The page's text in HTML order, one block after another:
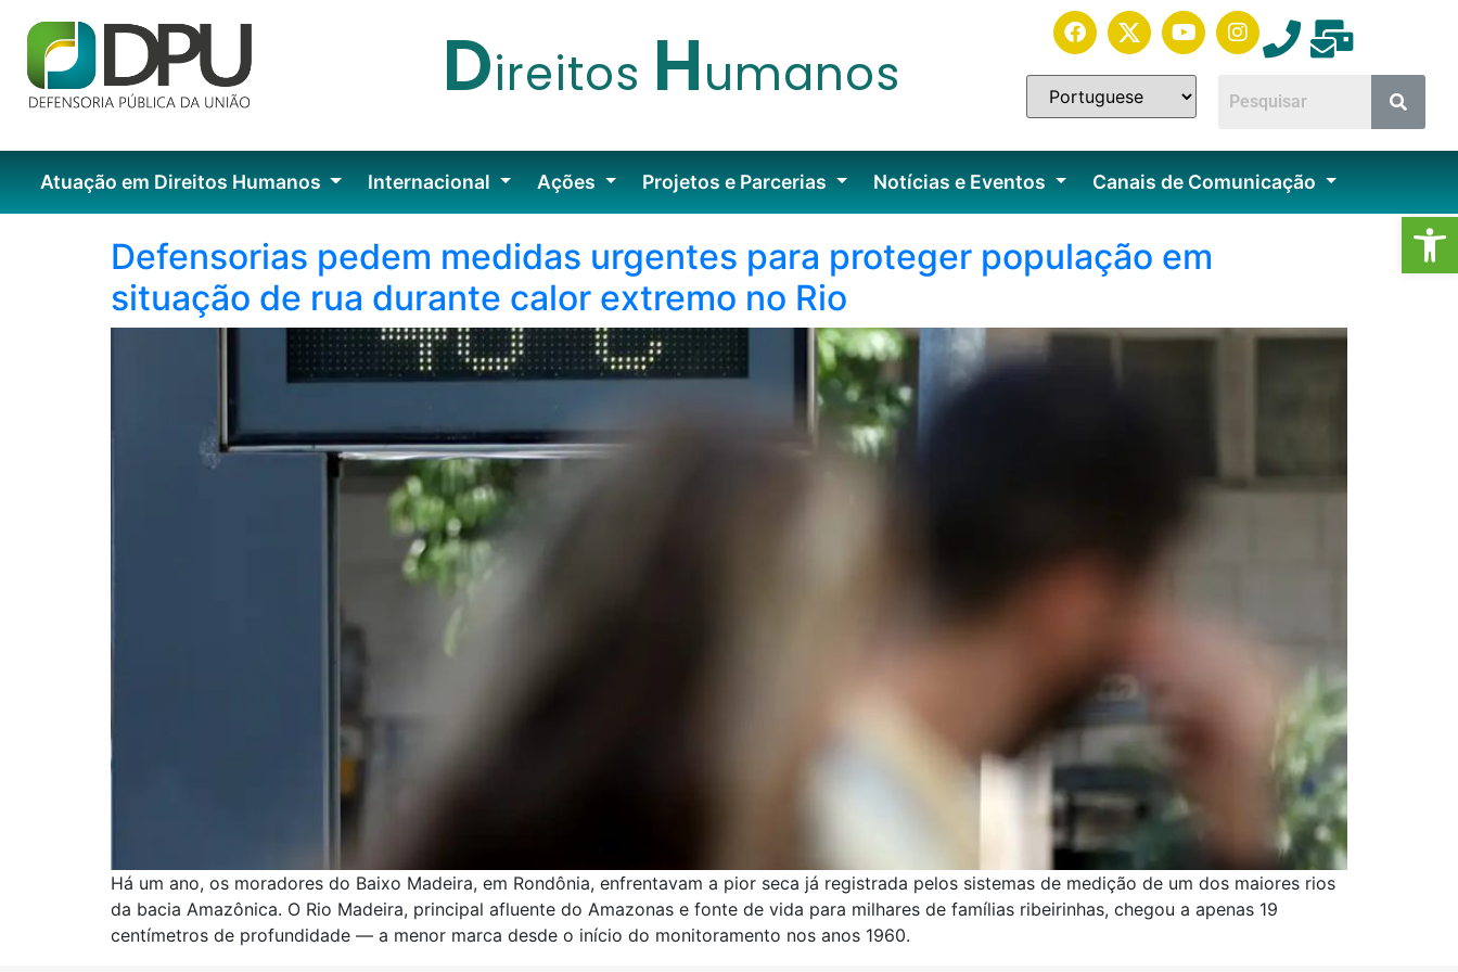
Direitos Humanos
Atuação em Direitos Humanos Internacional Ações Projetos e Parcerias Notícias e Eventos Canais de Comunicação
Defensorias pedem medidas urgentes para proteger população em
situação de rua durante calor extremo no Rio
Há um ano, os moradores do Baixo Madeira, em Rondônia, enfrentavam a pior seca já registrada pelos sistemas de medição de um dos maiores rios
da bacia Amazônica. O Rio Madeira, principal afluente do Amazonas e fonte de vida para milhares de famílias ribeirinhas, chegou a apenas 19
centímetros de profundidade — a menor marca desde o início do monitoramento nos anos 1960.